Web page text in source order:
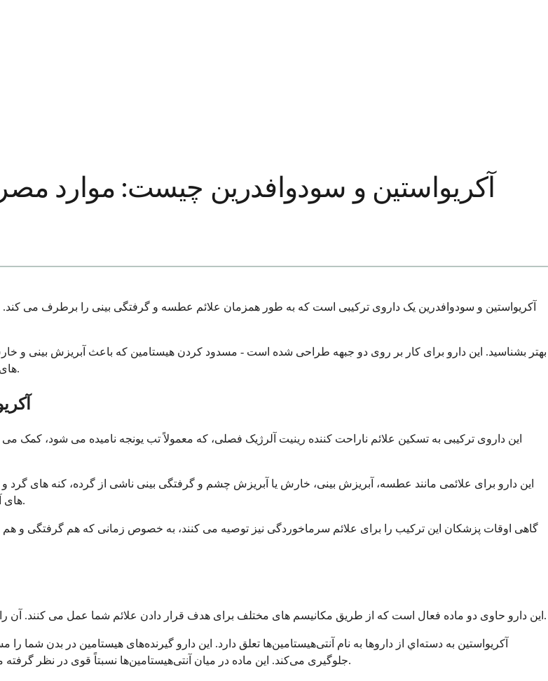
آکريواستين و سودوافدرين چيست: موارد
آکريواستين و سودوافدرين یک داروی ترکیبی است که به طور همزمان علائم عطسه و گرفتگی بینی را برطرف می کند.
های خونی متورم در مجاری بینی شما را که باعث احساس گرفتگی می شود، کوچک می کند.
این داروی ترکیبی به تسکین علائم ناراحت کننده رینیت آلرژیک فصلی، که معمولاً تب یونجه نامیده می شود، کمک
این دارو برای علائمی مانند عطسه، آبریزش بینی، خارش یا آبریزش چشم و گرفتگی بینی ناشی از گرده، کنه های
های آلرژی بهار و پاییز که گرده درختان و علف های هرز در اوج خود قرار دارند، مفید می دانند.
گاهی اوقات پزشکان این ترکیب را برای علائم سرماخوردگی نیز توصیه می کنند، به خصوص زمانی که هم گرفتگی و هم
این دارو حاوی دو ماده فعال است که از طریق مکانیسم های مختلف برای هدف قرار دادن علائم شما عمل می کنند. آن را به عنوان یک رویکرد تیمی در نظر بگیرید که در آن هر جزء یک کار خاص را انجام می دهد.
آکريواستين به دسته‌اي از داروها به نام آنتی‌هیستامین‌ها تعلق دارد. این دارو گیرنده‌های هیستامین در بدن
جلوگیری می‌کند. این ماده در میان آنتی‌هیستامین‌ها نسبتاً قوی در نظر گرفته می‌شود و معمولاً نسبت به آنتی‌هیستامین‌های قدیمی‌تر، خواب‌آلودگی کمتری ایجاد می‌کند.